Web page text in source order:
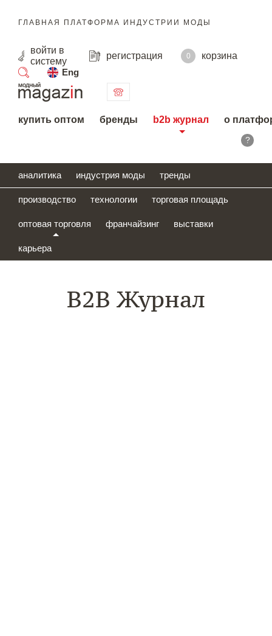
ГЛАВНАЯ ПЛАТФОРМА ИНДУСТРИИ МОДЫ
войти в
систему
регистрация 0
корзина
Eng
поиск
купить оптом бренды b2b журнал о
?
аналитика индустрия моды тренды
производство технологии торговая площадь
оптовая торговля франчайзинг выставки
карьера
B2B Журнал